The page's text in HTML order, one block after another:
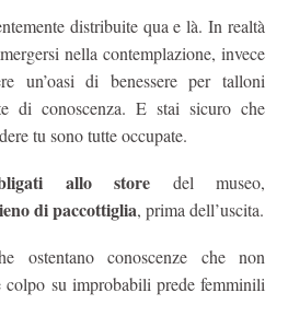
distribuite qua e là. In realtà
nella contemplazione, invece
un’oasi di benessere per talloni
di conoscenza. E stai sicuro che
tu sono tutte occupate.
allo store del museo,
di paccottiglia, prima dell’uscita.
ostentano conoscenze che non
colpo su improbabili prede femminili